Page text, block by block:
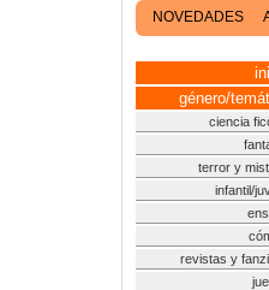
NOVEDADES
género/
ciencia
terror y
infantil/
revistas y